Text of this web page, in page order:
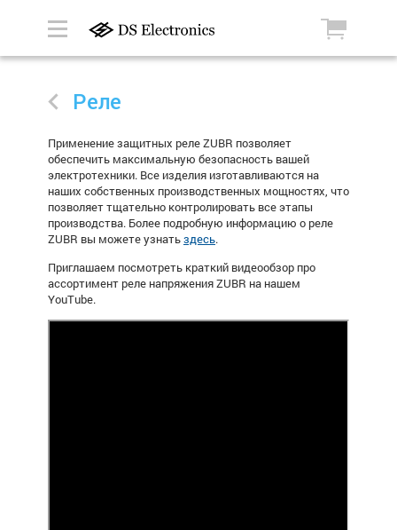
Реле
Применение защитных релеZUBR позволяет
обеспечить максимальную безопасность вашей
электротехники. Все изделия изготавливаются на
наших собственных производственных мощностях, что
позволяет тщательно контролировать все этапы
производства. Более подробную информацию о реле
ZUBR вы можете узнатьздесь.
Приглашаем посмотреть краткий видеообзор про
ассортимент реле напряжения ZUBR на нашем
YouTube.